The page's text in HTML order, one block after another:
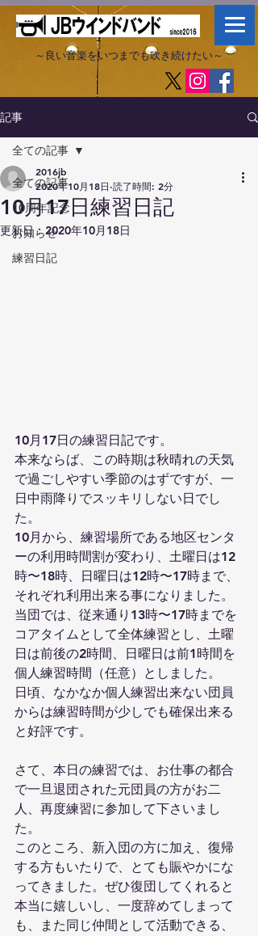
～良い音楽をいつまでも吹き続けたい～​
記事
全ての記事
10周年記念
お知らせ
練習日記
全ての記事
10月17日練習日記
2016jb
2020年10月18日 読了時間: 2分
更新日：2020年10月18日
10月17日の練習日記です。
本来ならば、この時期は秋晴れの天気
で過ごしやすい季節のはずですが、一
日中雨降りでスッキリしない日でし
た。
10月から、練習場所である地区センタ
ーの利用時間割が変わり、土曜日は12
時〜18時、日曜日は12時〜17時まで、
それぞれ利用出来る事になりました。
当団では、従来通り13時〜17時までを
コアタイムとして全体練習とし、土曜
日は前後の2時間、日曜日は前1時間を
個人練習時間（任意）としました。
日頃、なかなか個人練習出来ない団員
からは練習時間が少しでも確保出来る
と好評です。
さて、本日の練習では、お仕事の都合
で一旦退団された元団員の方がお二
人、再度練習に参加して下さいまし
た。
このところ、新入団の方に加え、復帰
する方もいたりで、とても賑やかにな
ってきました。ぜひ復団してくれると
本当に嬉しいし、一度辞めてしまって
も、また同じ仲間として活動できる、